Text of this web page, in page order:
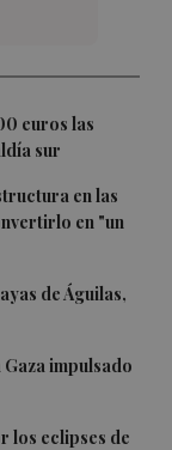
euros las
sur
en las
en "un
de Águilas,
impulsado
los eclipses de